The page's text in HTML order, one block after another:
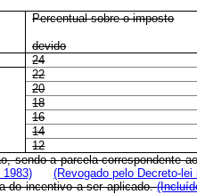
Percentual sobre o imposto
devido
24
22
20
18
16
14
12
sendo a parcela correspondente
1983)
(Revogado pelo Decreto-lei
do incentivo a ser aplicado.